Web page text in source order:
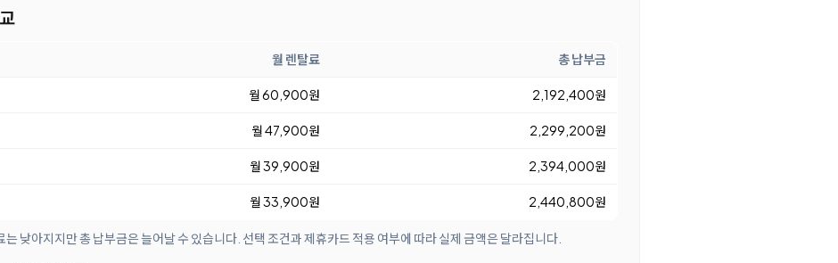
월 렌탈료 총 납부금
월 60,900원 2,192,400원
월 47,900원 2,299,200원
월 39,900원 2,394,000원
월 33,900원 2,440,800원
는 낮아지지만 총 납부금은 늘어날 수 있습니다. 선택 조건과 제휴카드 적용 여부에 따라 실제 금액은 달라집니다.